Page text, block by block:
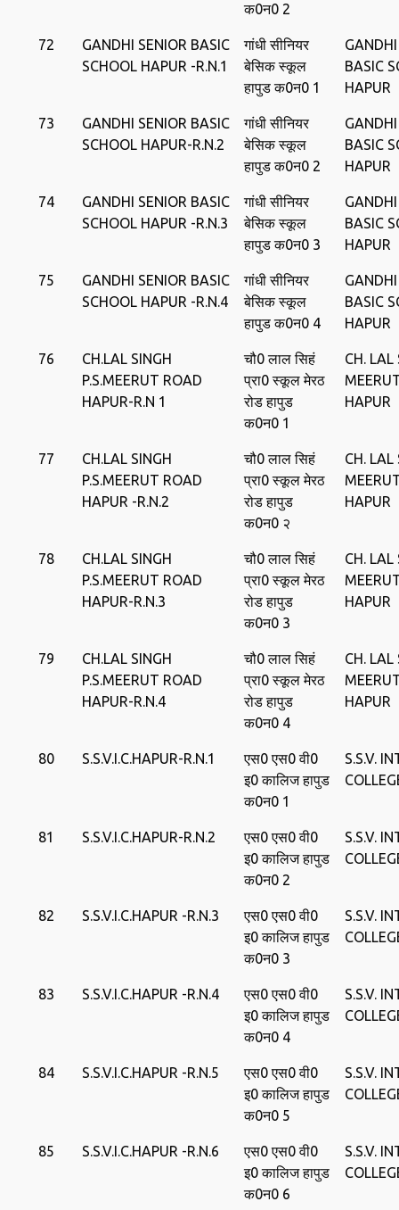
क0न0 2
72
GANDHI SENIOR BASIC
SCHOOL HAPUR -R.N.1
गांधी सीनियर
बेसिक स्‍कूल
हापुड क0न0 1
BASIC
HAPUR
73
GANDHI SENIOR BASIC
SCHOOL HAPUR-R.N.2
गांधी सीनियर
बेसिक स्‍कूल
हापुड क0न0 2
BASIC
HAPUR
74
GANDHI SENIOR BASIC
SCHOOL HAPUR -R.N.3
गांधी सीनियर
बेसिक स्‍कूल
हापुड क0न0 3
BASIC
HAPUR
75
GANDHI SENIOR BASIC
SCHOOL HAPUR -R.N.4
गांधी सीनियर
बेसिक स्‍कूल
हापुड क0न0 4
BASIC
HAPUR
76
CH.LAL SINGH
P.S.MEERUT ROAD
HAPUR-R.N 1
चौ0 लाल सिहं
प्रा0 स्‍कूल मेरठ
रोड हापुड
क0न0 1
CH. LAL
HAPUR
77
CH.LAL SINGH
P.S.MEERUT ROAD
HAPUR -R.N.2
चौ0 लाल सिहं
प्रा0 स्‍कूल मेरठ
रोड हापुड
क0न0 २
CH. LAL
HAPUR
78
CH.LAL SINGH
P.S.MEERUT ROAD
HAPUR-R.N.3
चौ0 लाल सिहं
प्रा0 स्‍कूल मेरठ
रोड हापुड
क0न0 3
CH. LAL
HAPUR
79
CH.LAL SINGH
P.S.MEERUT ROAD
HAPUR-R.N.4
चौ0 लाल सिहं
प्रा0 स्‍कूल मेरठ
रोड हापुड
क0न0 4
CH. LAL
HAPUR
80 S.S.V.I.C.HAPUR-R.N.1
एस0 एस0 वी0
इ0 कालिज हापुड
क0न0 1
S.S.V.
81 S.S.V.I.C.HAPUR-R.N.2
एस0 एस0 वी0
इ0 कालिज हापुड
क0न0 2
S.S.V.
82 S.S.V.I.C.HAPUR -R.N.3
एस0 एस0 वी0
इ0 कालिज हापुड
क0न0 3
S.S.V.
83 S.S.V.I.C.HAPUR -R.N.4
एस0 एस0 वी0
इ0 कालिज हापुड
क0न0 4
S.S.V.
84 S.S.V.I.C.HAPUR -R.N.5
एस0 एस0 वी0
इ0 कालिज हापुड
क0न0 5
S.S.V.
85 S.S.V.I.C.HAPUR -R.N.6
एस0 एस0 वी0
इ0 कालिज हापुड
क0न0 6
S.S.V.